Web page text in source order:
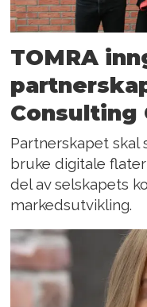
TOMRA
Consulting
Partnerskapet skal
bruke digitale
del av selskapets
markedsutvikling.